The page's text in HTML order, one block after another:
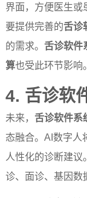
界面，方便医生或
要提供完善的舌诊
的需求。 舌诊软件
算也受此环节影响。
4. 舌诊软
未来， 舌诊软件系
态融合。AI数字人
人性化的诊断建议
诊、面诊、基因数